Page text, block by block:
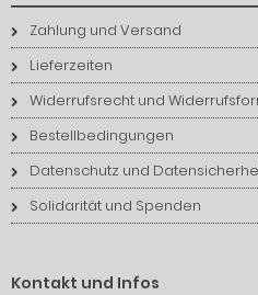
Zahlung und Versand
Lieferzeiten
Widerrufsrecht und
Bestellbedingungen
Datenschutz und
Solidarität und Spenden
Kontakt und Infos